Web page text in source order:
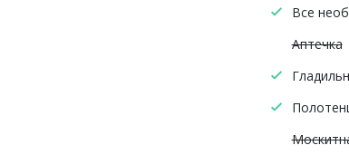
Все
Аптечка